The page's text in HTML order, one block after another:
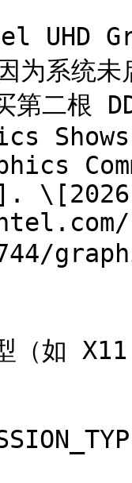
UHD
系统未
第二根
（如